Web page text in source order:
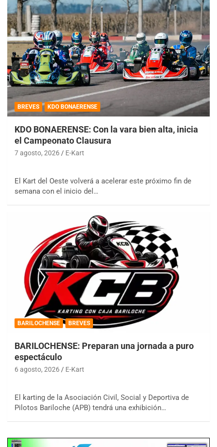
BREVES KDO BONAERENSE
KDO BONAERENSE: Con la vara bien alta, inicia
el Campeonato Clausura
7 agosto, 2026 E-Kart
El Kart del Oeste volverá a acelerar este próximo fin de
semana con el inicio del…
BARILOCHENSE BREVES
BARILOCHENSE: Preparan una jornada a puro
espectáculo
6 agosto, 2026 E-Kart
El karting de la Asociación Civil, Social y Deportiva de
Pilotos Bariloche (APB) tendrá una exhibición…